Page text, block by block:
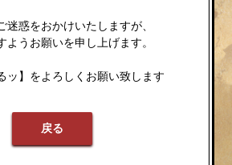
迷惑をおかけいたしますが、
ようお願いを申し上げます。
ッ】をよろしくお願い致します
戻る